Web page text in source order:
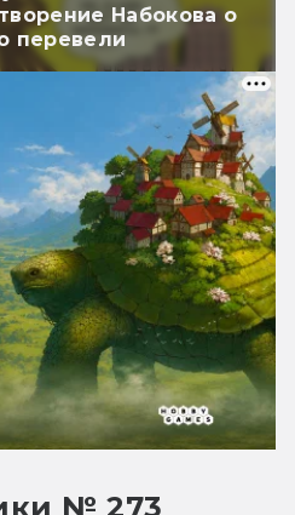
Набокова о
перевели
№ 273